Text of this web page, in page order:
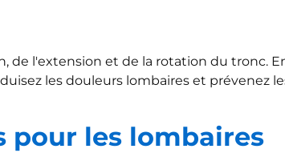
de l'extension et de la rotation du tronc.
les douleurs lombaires et prévenez
pour les lombaires